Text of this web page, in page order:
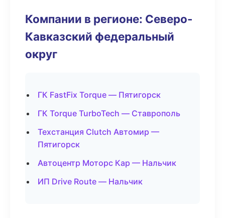
Компании в регионе: Северо-
Кавказский федеральный
округ
ГК FastFix Torque — Пятигорск
ГК Torque TurboTech — Ставрополь
Техстанция Clutch Автомир —
Пятигорск
Автоцентр Моторс Кар — Нальчик
ИП Drive Route — Нальчик